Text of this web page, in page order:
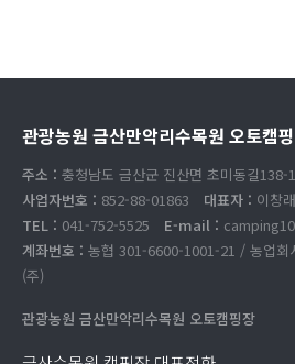
관광농원 금산만악리수목원 오토캠
주소 : 충청남도 금산군 진산면 초미동길138-
사업자번호 : 852-88-01863 대표자 : 이창래
TEL : 041-752-5525 E-mail :
계좌번호 : 농협 301-6600-1001-21 / 농업회
(주)
관광농원 금산만악리수목원 오토캠핑장